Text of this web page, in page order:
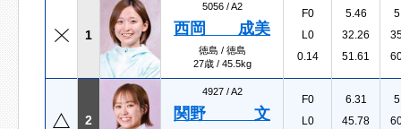
1
5056 /A2
西岡 成美
徳島 / 徳島
27歳 / 45.5kg
F0
L0
0.14
5.46
32.26
51.61
2
4927 /A2
関野 文
F0
L0
6.31
45.78